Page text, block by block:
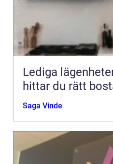
Lediga
hittar du rätt
Saga Vinde